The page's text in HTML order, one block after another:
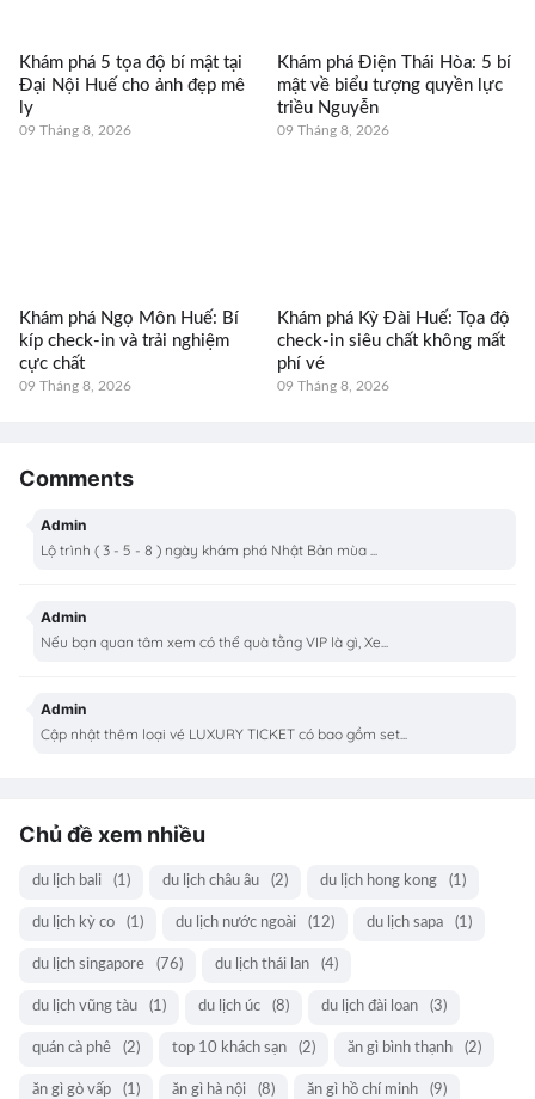
Khám phá 5 tọa độ bí mật tại
Đại Nội Huế cho ảnh đẹp mê
ly
09 Tháng 8, 2026
Khám phá Điện Thái Hòa: 5 bí
mật về biểu tượng quyền lực
triều Nguyễn
09 Tháng 8, 2026
Khám phá Ngọ Môn Huế: Bí
kíp check-in và trải nghiệm
cực chất
09 Tháng 8, 2026
Khám phá Kỳ Đài Huế: Tọa độ
check-in siêu chất không mất
phí vé
09 Tháng 8, 2026
Comments
Admin
Lộ trình ( 3 - 5 - 8 ) ngày khám phá Nhật Bản mùa ...
Admin
Nếu bạn quan tâm xem có thể quà tằng VIP là gì, Xe...
Admin
Cập nhật thêm loại vé LUXURY TICKET có bao gồm set...
Chủ đề xem nhiều
du lịch bali (1) du lịch châu âu (2) du lịch hong kong (1)
du lịch kỳ co (1) du lịch nước ngoài (12) du lịch sapa (1)
du lịch singapore (76) du lịch thái lan (4)
du lịch vũng tàu (1) du lịch úc (8) du lịch đài loan (3)
quán cà phê (2) top 10 khách sạn (2) ăn gì bình thạnh (2)
ăn gì gò vấp (1) ăn gì hà nội (8) ăn gì hồ chí minh (9)